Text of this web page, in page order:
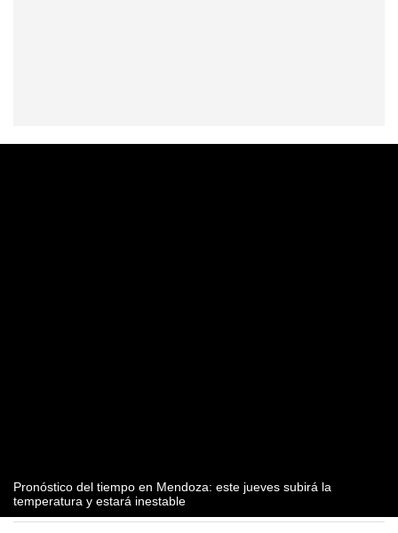
Pronóstico del tiempo en Mendoza: este jueves subirá la
temperatura y estará inestable